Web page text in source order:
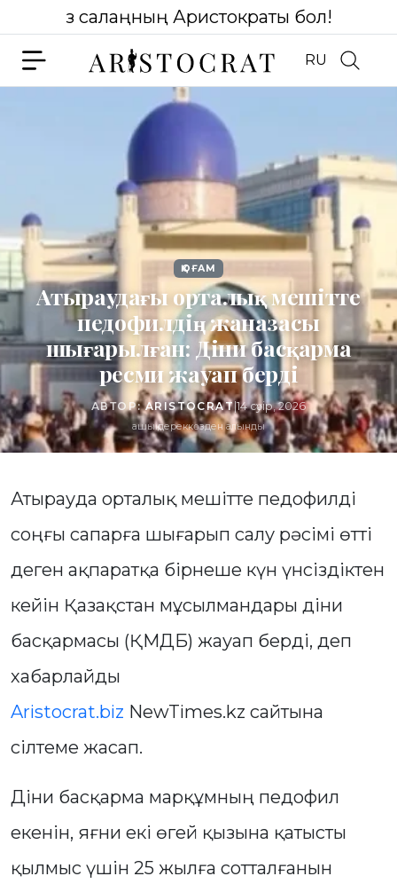
Өз салаңның Аристократы бол!
RU
ҚОҒАМ
Атыраудағы орталық мешітте
педофилдің жаназасы
шығарылған: Діни басқарма
ресми жауап берді
АВТОР:ARISTOCRAT |14 сәуір, 2026
ашық дереккөзден алынды
Атырауда орталық мешітте педофилді
соңғы сапарға шығарып салу рәсімі өтті
деген ақпаратқа бірнеше күн үнсіздіктен
кейін Қазақстан мұсылмандары діни
басқармасы (ҚМДБ) жауап берді, деп
хабарлайды
Aristocrat.biz NewTimes.kz сайтына
сілтеме жасап.
Діни басқарма марқұмның педофил
екенін, яғни екі өгей қызына қатысты
қылмыс үшін 25 жылға сотталғанын